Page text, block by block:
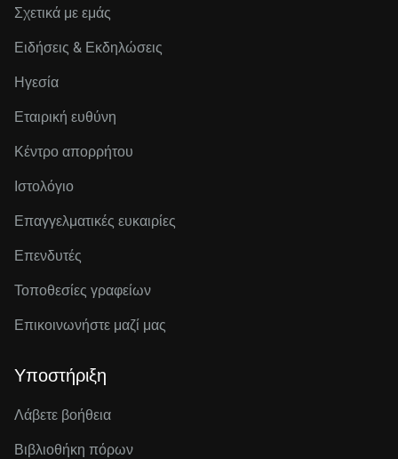
Σχετικά με εμάς
Ειδήσεις & Εκδηλώσεις
Ηγεσία
Εταιρική ευθύνη
Κέντρο απορρήτου
Ιστολόγιο
Επαγγελματικές ευκαιρίες
Επενδυτές
Τοποθεσίες γραφείων
Επικοινωνήστε μαζί μας
Υποστήριξη
Λάβετε βοήθεια
Βιβλιοθήκη πόρων